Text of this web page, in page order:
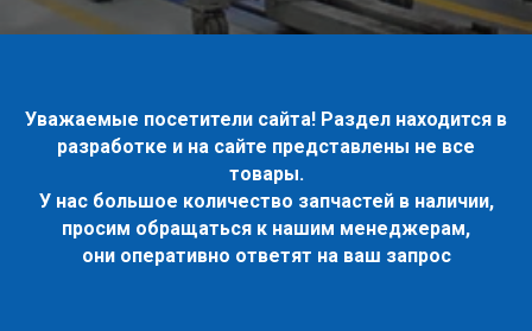
Уважаемые посетители сайта! Раздел находится в
разработке и на сайте представлены не все
товары.
У нас большое количество запчастей в наличии,
просим обращаться к нашим менеджерам,
они оперативно ответят на ваш запрос